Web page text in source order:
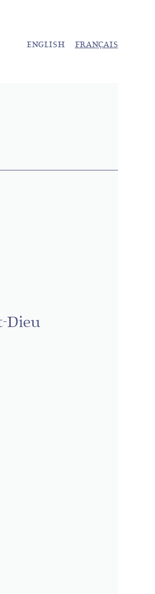
ENGLISH FRANÇAIS
Dieu